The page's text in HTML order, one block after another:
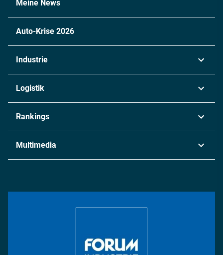
Meine News
Auto-Krise 2026
Industrie
Chemie
Metall
Energie
Logistik
Rankings
Multimedia